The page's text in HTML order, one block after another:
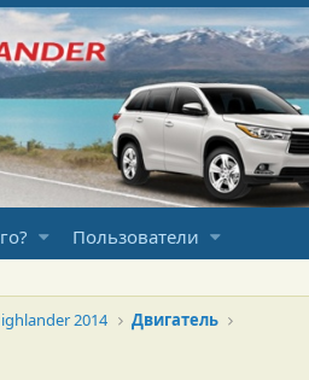
Пользователи
2014 Двигатель